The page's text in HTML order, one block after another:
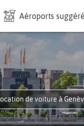
Aéroports
Location de voiture à